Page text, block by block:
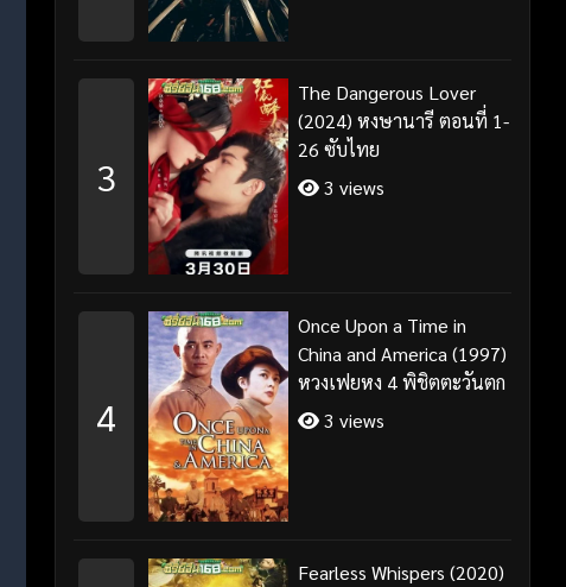
3
The Dangerous Lover
(2024) หงษานารี ตอนที่ 1-
26 ซับไทย
3 views
4
Once Upon a Time in
China and America (1997)
หวงเฟยหง 4 พิชิตตะวันตก
3 views
Fearless Whispers (2020)